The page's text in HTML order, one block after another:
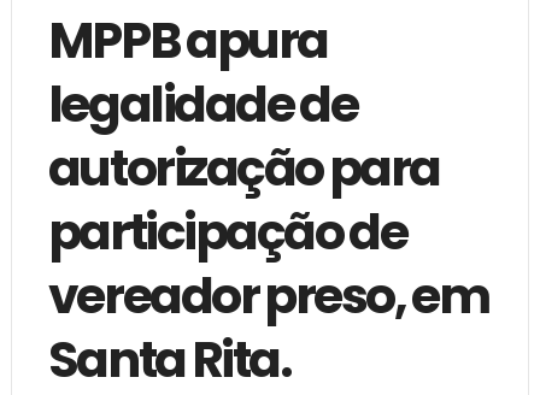
MPPB apura
legalidade de
autorização para
participação de
vereador preso, em
Santa Rita.